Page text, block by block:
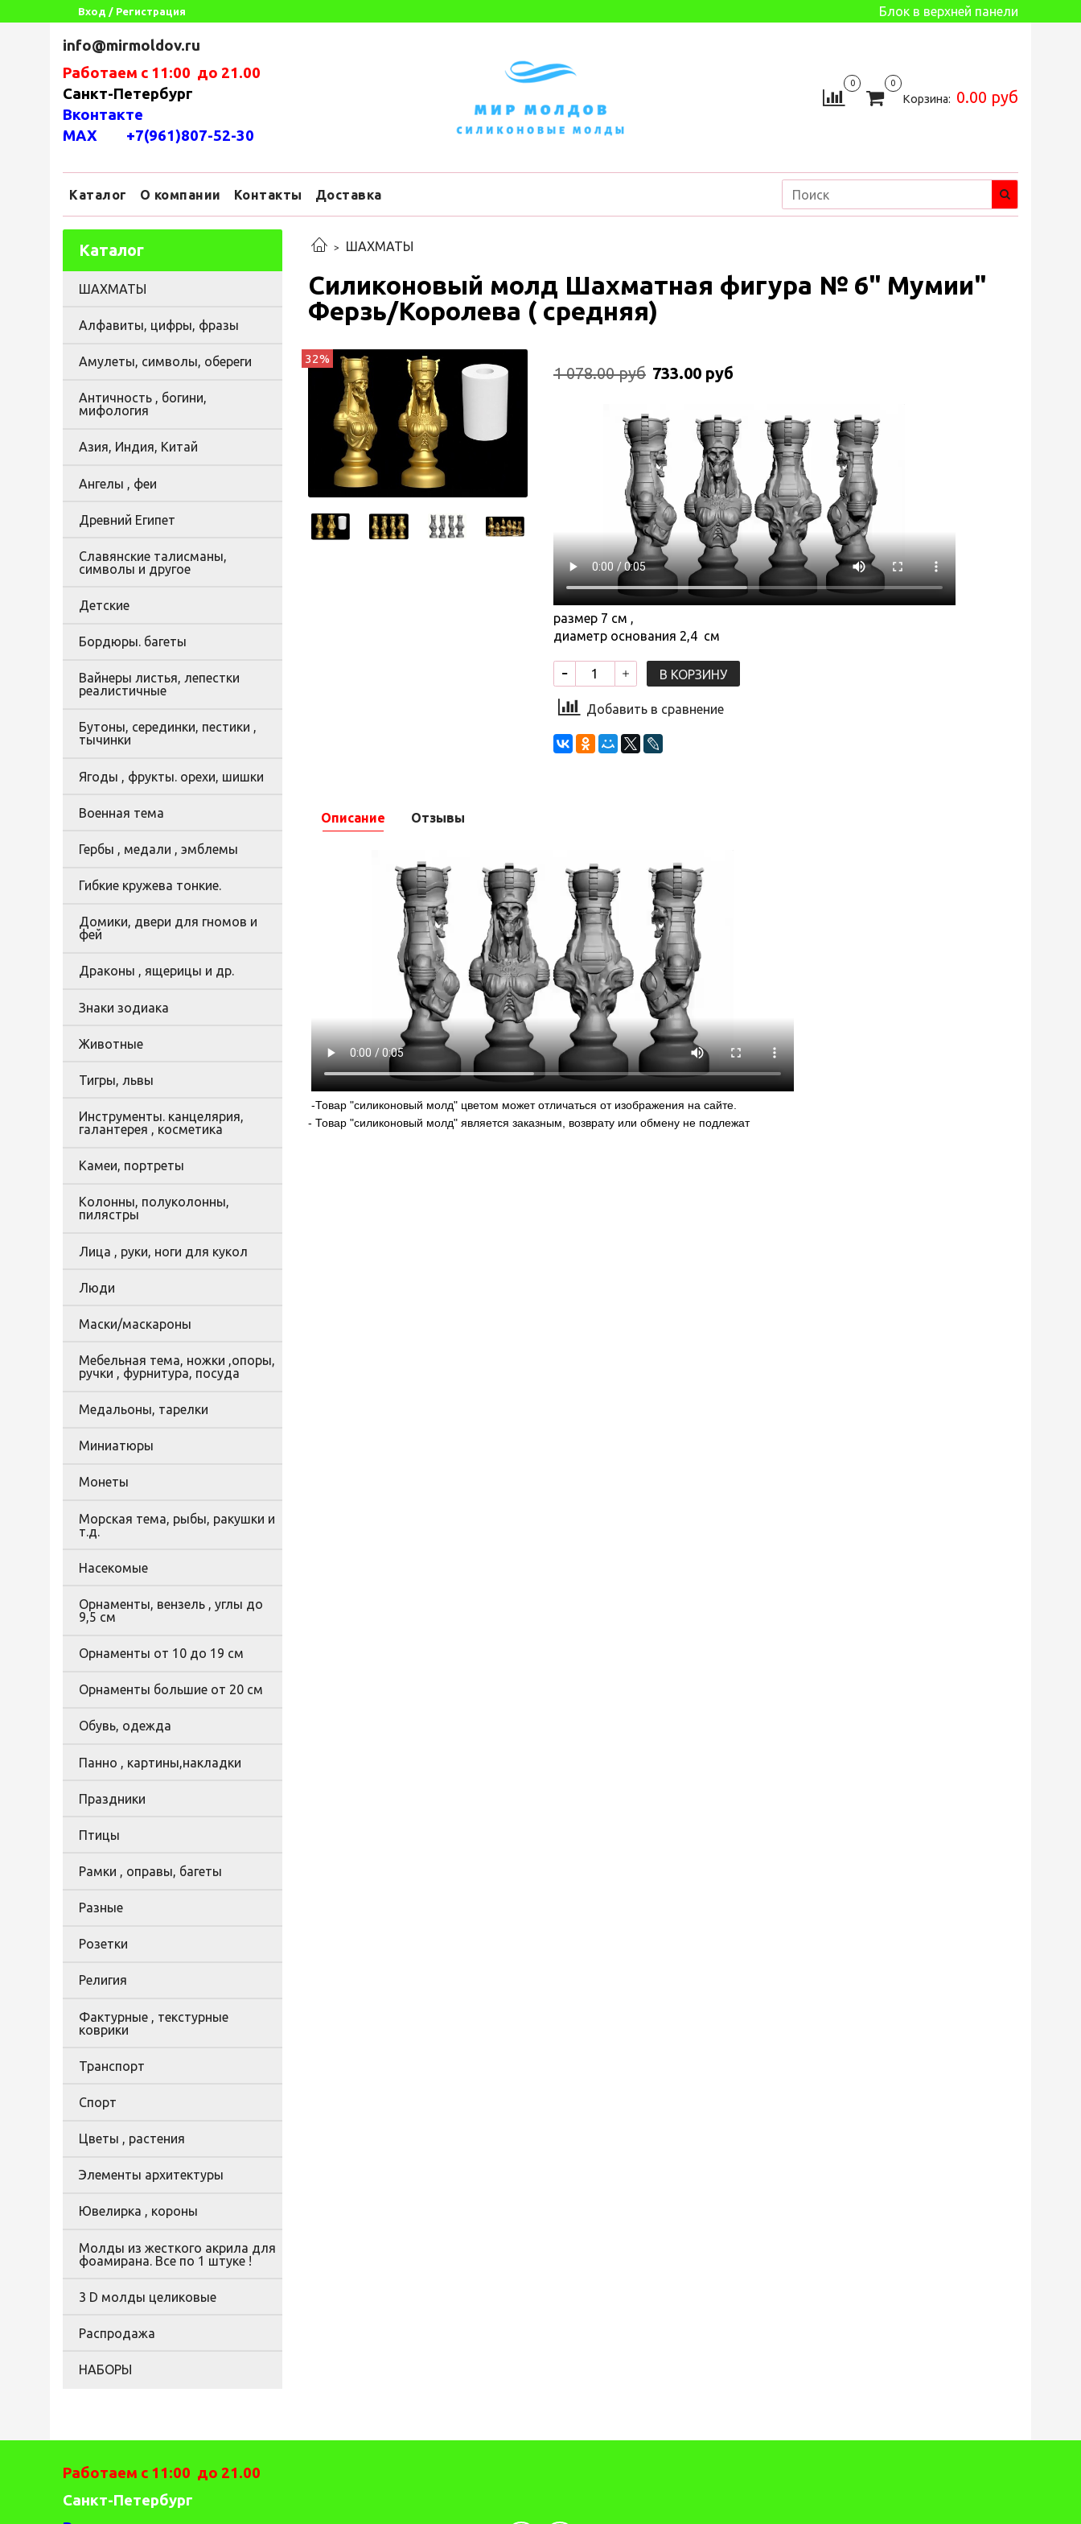
Вход / Регистрация Блок в верхней панели
info@mirmoldov.ru
Работаем с 11:00 до 21.00
Санкт-Петербург
Вконтакте
MAX +7(961)807-52-30
0 0
Корзина: 0.00 руб
Каталог О компании Контакты Доставка
ШАХМАТЫ
Силиконовый молд Шахматная фигура № 6" Мумии"
Ферзь/Королева ( средняя)
32%
1 078.00 руб 733.00 руб
размер 7 см ,
диаметр основания 2,4 см
В КОРЗИНУ
Добавить в сравнение
Описание
-Товар "силиконовый молд" цветом может отличаться от изображения на сайте.
- Товар "силиконовый молд" является заказным, возврату или обмену не подлежат
Отзывы
Каталог
ШАХМАТЫ
Алфавиты, цифры, фразы
Амулеты, символы, обереги
Античность , богини,
мифология
Азия, Индия, Китай
Ангелы , феи
Древний Египет
Славянские талисманы,
символы и другое
Детские
Бордюры. багеты
Вайнеры листья, лепестки
реалистичные
Бутоны, серединки, пестики ,
тычинки
Ягоды , фрукты. орехи, шишки
Военная тема
Гербы , медали , эмблемы
Гибкие кружева тонкие.
Домики, двери для гномов и
фей
Драконы , ящерицы и др.
Знаки зодиака
Животные
Тигры, львы
Инструменты. канцелярия,
галантерея , косметика
Камеи, портреты
Колонны, полуколонны,
пилястры
Лица , руки, ноги для кукол
Люди
Маски/маскароны
Мебельная тема, ножки ,опоры,
ручки , фурнитура, посуда
Медальоны, тарелки
Миниатюры
Монеты
Морская тема, рыбы, ракушки и
т.д.
Насекомые
Орнаменты, вензель , углы до
9,5 см
Орнаменты от 10 до 19 см
Орнаменты большие от 20 см
Обувь, одежда
Панно , картины,накладки
Праздники
Птицы
Рамки , оправы, багеты
Разные
Розетки
Религия
Фактурные , текстурные
коврики
Транспорт
Спорт
Цветы , растения
Элементы архитектуры
Ювелирка , короны
Молды из жесткого акрила для
фоамирана. Все по 1 штуке !
3 D молды целиковые
Распродажа
НАБОРЫ
Работаем с 11:00 до 21.00
Санкт-Петербург